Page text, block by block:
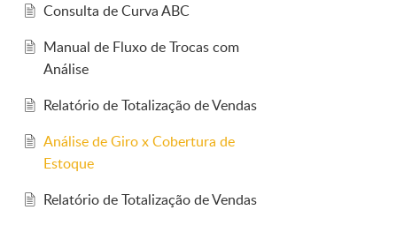
Consulta de Curva ABC
Manual de Fluxo de Trocas com
Análise
Relatório de Totalização de Vendas
Análise de Giro x Cobertura de
Estoque
Relatório de Totalização de Vendas